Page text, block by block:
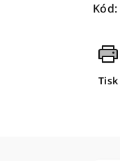
Kód:
Tisk